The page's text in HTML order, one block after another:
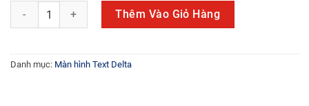
TP02G-AS1 số lượng Thêm Vào Giỏ Hàng
Danh mục: Màn hình Text Delta